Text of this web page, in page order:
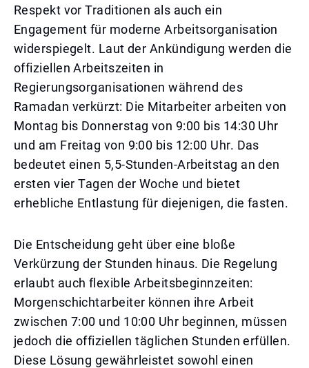
Respekt vor Traditionen als auch ein
Engagement für moderne Arbeitsorganisation
widerspiegelt. Laut der Ankündigung werden die
offiziellen Arbeitszeiten in
Regierungsorganisationen während des
Ramadan verkürzt: Die Mitarbeiter arbeiten von
Montag bis Donnerstag von 9:00 bis 14:30 Uhr
und am Freitag von 9:00 bis 12:00 Uhr. Das
bedeutet einen 5,5-Stunden-Arbeitstag an den
ersten vier Tagen der Woche und bietet
erhebliche Entlastung für diejenigen, die fasten.
Die Entscheidung geht über eine bloße
Verkürzung der Stunden hinaus. Die Regelung
erlaubt auch flexible Arbeitsbeginnzeiten:
Morgenschichtarbeiter können ihre Arbeit
zwischen 7:00 und 10:00 Uhr beginnen, müssen
jedoch die offiziellen täglichen Stunden erfüllen.
Diese Lösung gewährleistet sowohl einen